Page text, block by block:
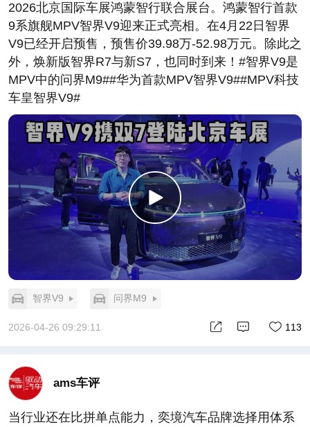
2026北京国际车展鸿蒙智行联合展台。鸿蒙智⾏⾸款
9系旗舰MPV智界V9迎来正式亮相。在4月22日智界
V9已经开启预售，预售价39.98万-52.98万元。除此之
外，焕新版智界R7与新S7，也同时到来！#智界V9是
MPV中的问界M9##华为首款MPV智界V9##MPV科技
车皇智界V9#
智界V9 问界M9
2026-04-26 09:29:11 113
ams车评
当行业还在比拼单点能力，奕境汽⻋品牌选择用体系